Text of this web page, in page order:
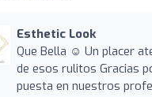
Esthetic Look
Que Bella ☺️ Un placer
de esos rulitos Gracias
puesta en nuestros